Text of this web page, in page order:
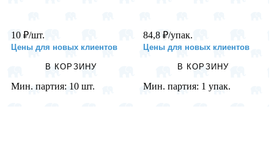
10 ₽/шт.
Цены для новых клиентов
В КОРЗИНУ
Мин. партия: 10 шт.
84,8 ₽/упак.
Цены для новых клиентов
В КОРЗИНУ
Мин. партия: 1 упак.